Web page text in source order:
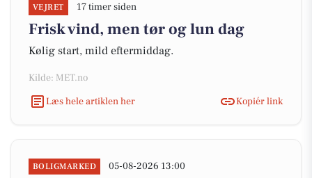
VEJRET 17 timer siden
Frisk vind, men tør og lun dag
Kølig start, mild eftermiddag.
Kilde: MET.no
Læs hele artiklen her
Kopiér link
BOLIGMARKED 05-08-2026 13:00